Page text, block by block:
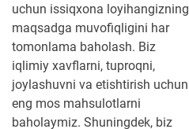
uchun issiqxona loyihangizning
maqsadga muvofiqligini har
tomonlama baholash. Biz
iqlimiy xavflarni, tuproqni,
joylashuvni va etishtirish uchun
eng mos mahsulotlarni
baholaymiz. Shuningdek, biz